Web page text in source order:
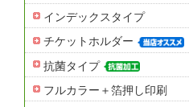
インデックスタイプ
チケットホルダー
抗菌タイプ
フルカラー＋箔押し印刷